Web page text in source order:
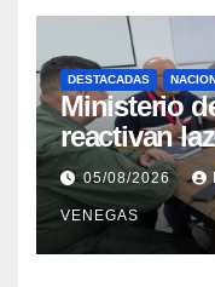
DESTACADAS
Ministerio
reactivan
05/08/2026
VENEGAS